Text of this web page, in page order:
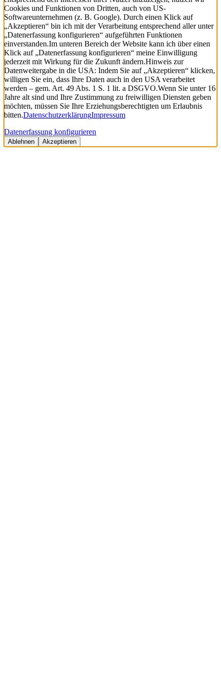
Cookies und Funktionen von Dritten, auch von US-
Softwareunternehmen (z. B. Google). Durch einen Klick auf
„Akzeptieren“ bin ich mit der Verarbeitung entsprechend aller unter
„Datenerfassung konfigurieren“ aufgeführten Funktionen
einverstanden.Im unteren Bereich der Website kann ich über einen
Klick auf „Datenerfassung konfigurieren“ meine Einwilligung
jederzeit mit Wirkung für die Zukunft ändern.Hinweis zur
Datenweitergabe in die USA: Indem Sie auf „Akzeptieren“ klicken,
willigen Sie ein, dass Ihre Daten auch in den USA verarbeitet
werden – gem. Art. 49 Abs. 1 S. 1 lit. a DSGVO.Wenn Sie unter 16
Jahre alt sind und Ihre Zustimmung zu freiwilligen Diensten geben
möchten, müssen Sie Ihre Erziehungsberechtigten um Erlaubnis
bitten.DatenschutzerklärungImpressum
Datenerfassung konfigurieren
Ablehnen Akzeptieren